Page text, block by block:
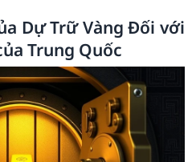
Dự Trữ Vàng Đối với
Trung Quốc